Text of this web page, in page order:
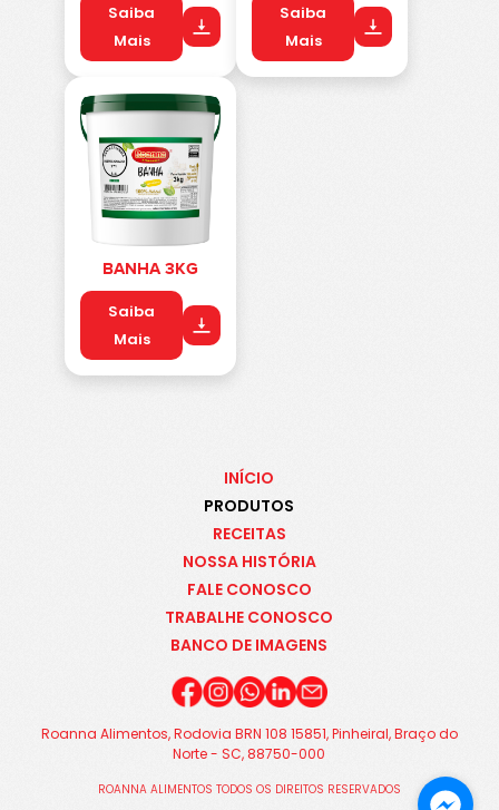
Saiba
Mais
Saiba
Mais
BANHA 3KG
Saiba
Mais
INÍCIO
PRODUTOS
RECEITAS
NOSSA HISTÓRIA
FALE CONOSCO
TRABALHE CONOSCO
BANCO DE IMAGENS
Roanna Alimentos, Rodovia BRN 108 15851, Pinheiral, Braço do
Norte - SC, 88750-000
ROANNA ALIMENTOS TODOS OS DIREITOS RESERVADOS